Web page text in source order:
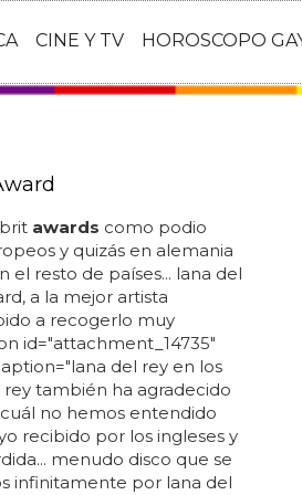
CINE Y TV HOROSCOPO
awards como podio
y quizás en alemania
resto de países... lana del
a la mejor artista
a recogerlo muy
id="attachment_14735"
del rey en los
también ha agradecido
no hemos entendido
recibido por los ingleses y
menudo disco que se
infinitamente por lana del